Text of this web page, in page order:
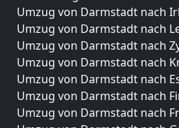
Umzug von Darmstadt nach
Umzug von Darmstadt nach
Umzug von Darmstadt nach
Umzug von Darmstadt nach
Umzug von Darmstadt nach
Umzug von Darmstadt nach
Umzug von Darmstadt nach